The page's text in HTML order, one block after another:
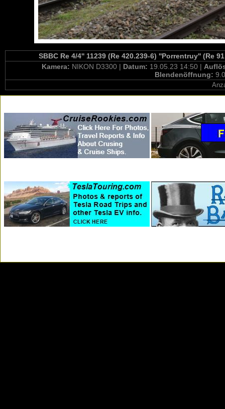
SBBC Re 4/4'' 11239 (Re 420.239-6) ''Porrentruy'' (Re
Kamera: NIKON D3300 | Datum: 19.05.23 14:50 |
Blendenöffnung: